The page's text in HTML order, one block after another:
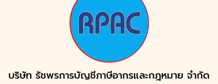
บริษัท รัชพรการบัญชีภาษีอากรและกฎหมาย จำกัด